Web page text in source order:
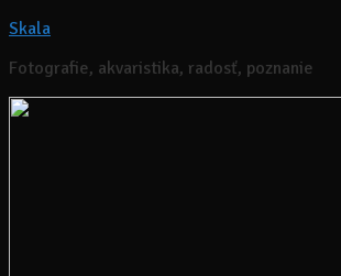
Skala
Fotografie, akvaristika, radosť, poznanie